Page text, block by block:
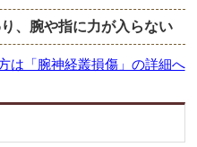
、腕や指に力が入らない
は「腕神経叢損傷」の詳細へ